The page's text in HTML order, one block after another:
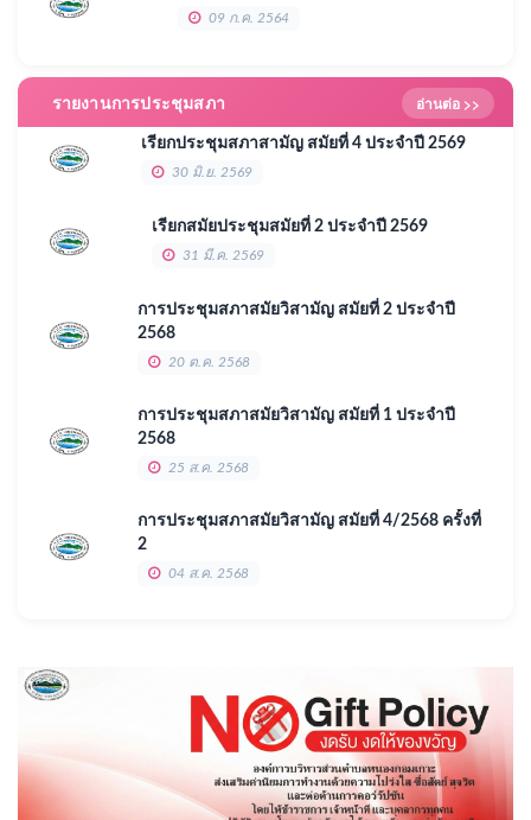
09 ก.ค. 2564
รายงานการประชุมสภา อ่านต่อ >>
เรียกประชุมสภาสามัญ สมัยที่ 4 ประจำปี 2569
30 มิ.ย. 2569
เรียกสมัยประชุมสมัยที่ 2 ประจำปี 2569
31 มี.ค. 2569
การประชุมสภาสมัยวิสามัญ สมัยที่ 2 ประจำปี
2568
20 ต.ค. 2568
การประชุมสภาสมัยวิสามัญ สมัยที่ 1 ประจำปี
2568
25 ส.ค. 2568
การประชุมสภาสมัยวิสามัญ สมัยที่ 4/2568 ครั้งที่
2
04 ส.ค. 2568